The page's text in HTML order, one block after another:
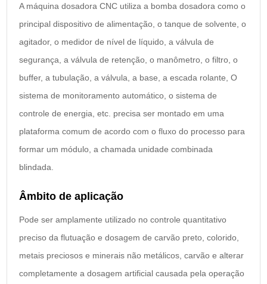
A máquina dosadora CNC utiliza a bomba dosadora como o
principal dispositivo de alimentação, o tanque de solvente, o
agitador, o medidor de nível de líquido, a válvula de
segurança, a válvula de retenção, o manômetro, o filtro, o
buffer, a tubulação, a válvula, a base, a escada rolante, O
sistema de monitoramento automático, o sistema de
controle de energia, etc. precisa ser montado em uma
plataforma comum de acordo com o fluxo do processo para
formar um módulo, a chamada unidade combinada
blindada.
Âmbito de aplicação
Pode ser amplamente utilizado no controle quantitativo
preciso da flutuação e dosagem de carvão preto, colorido,
metais preciosos e minerais não metálicos, carvão e alterar
completamente a dosagem artificial causada pela operação